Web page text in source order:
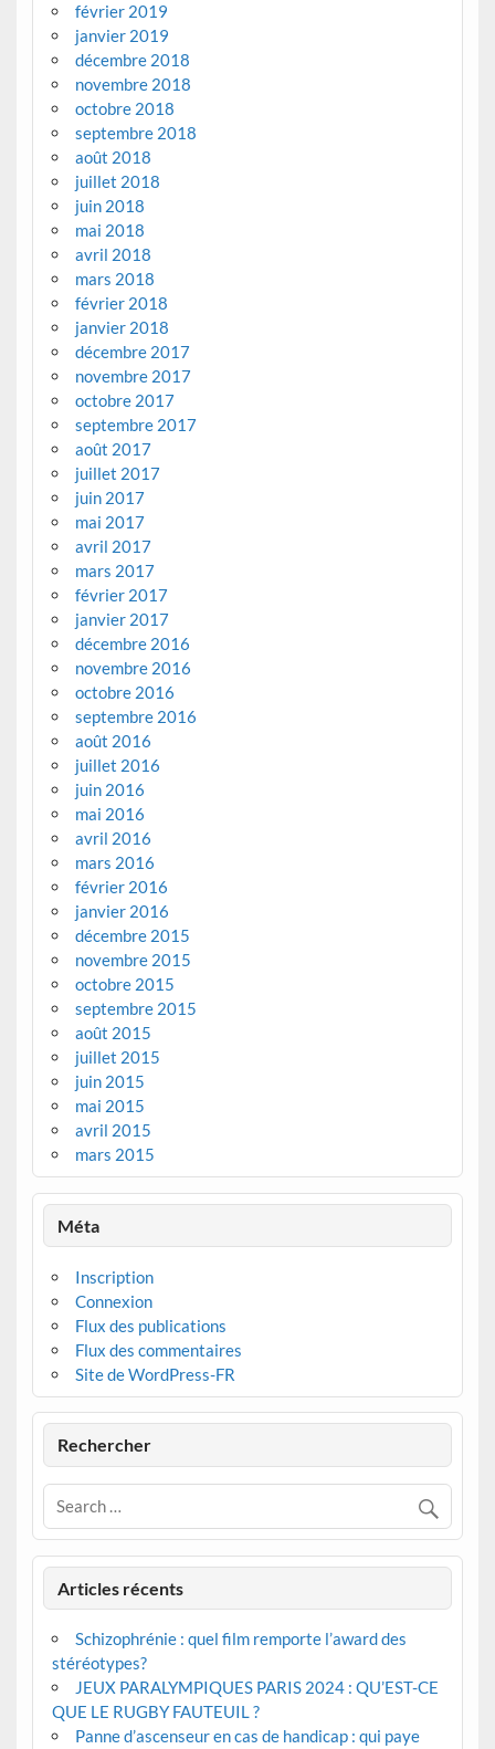
février 2019
janvier 2019
décembre 2018
novembre 2018
octobre 2018
septembre 2018
août 2018
juillet 2018
juin 2018
mai 2018
avril 2018
mars 2018
février 2018
janvier 2018
décembre 2017
novembre 2017
octobre 2017
septembre 2017
août 2017
juillet 2017
juin 2017
mai 2017
avril 2017
mars 2017
février 2017
janvier 2017
décembre 2016
novembre 2016
octobre 2016
septembre 2016
août 2016
juillet 2016
juin 2016
mai 2016
avril 2016
mars 2016
février 2016
janvier 2016
décembre 2015
novembre 2015
octobre 2015
septembre 2015
août 2015
juillet 2015
juin 2015
mai 2015
avril 2015
mars 2015
Méta
Inscription
Connexion
Flux des publications
Flux des commentaires
Site de WordPress-FR
Rechercher
Articles récents
Schizophrénie : quel film remporte l’award des
stéréotypes?
JEUX PARALYMPIQUES PARIS 2024 : QU’EST-CE
QUE LE RUGBY FAUTEUIL ?
Panne d’ascenseur en cas de handicap : qui paye